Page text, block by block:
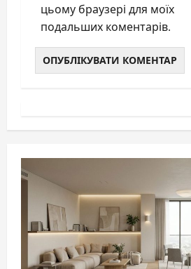
цьому браузері для моїх
подальших коментарів.